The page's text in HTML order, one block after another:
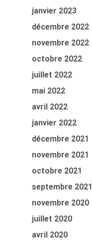
janvier 2023
décembre 2022
novembre 2022
octobre 2022
juillet 2022
mai 2022
avril 2022
janvier 2022
décembre 2021
novembre 2021
octobre 2021
septembre 2021
novembre 2020
juillet 2020
avril 2020